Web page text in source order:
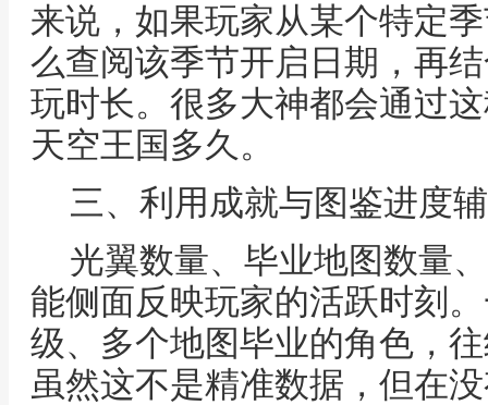
来说，如果玩家从某个特定
么查阅该季节开启日期，再
玩时长。很多大神都会通过
天空王国多久。
三、利用成就与图鉴进度
光翼数量、毕业地图数量
能侧面反映玩家的活跃时刻
级、多个地图毕业的角色，
虽然这不是精准数据，但在